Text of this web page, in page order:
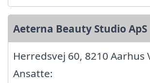
Aeterna Beauty Studio ApS
Herredsvej 60, 8210 Aarhus
Ansatte: